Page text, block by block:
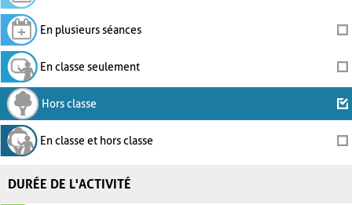
En plusieurs séances
En classe seulement
Hors classe
En classe et hors classe
DURÉE DE L'ACTIVITÉ